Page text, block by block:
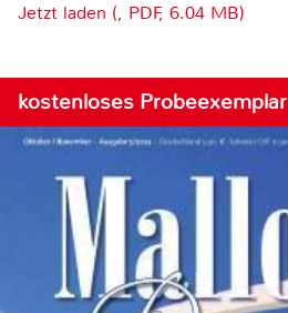
Jetzt laden (, PDF, 6.04 MB)
kostenloses Probeexemplar